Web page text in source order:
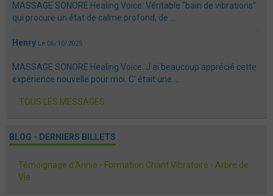
MASSAGE SONORE Healing Voice: Véritable "bain de vibrations"
qui procure un état de calme profond, de ...
Henry Le 06/10/2025
MASSAGE SONORE Healing Voice: J ai beaucoup apprécié cette
expérience nouvelle pour moi. C' était une ...
TOUS LES MESSAGES
BLOG - DERNIERS BILLETS
Témoignage d'Annie - Formation Chant Vibratoire - Arbre de
Vie